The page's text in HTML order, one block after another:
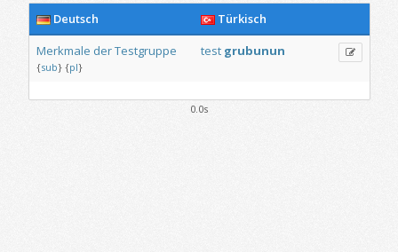
Deutsch
Türkisch
Merkmale derTestgruppe
{sub} {pl}
test grubunun
0.0s